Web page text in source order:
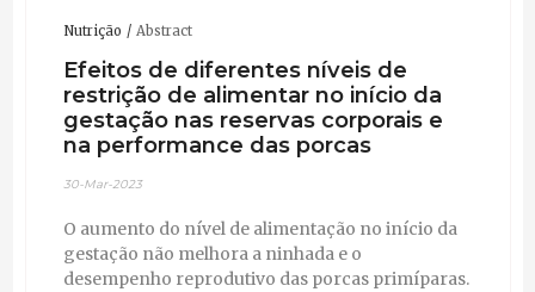
Nutrição Abstract
Efeitos de diferentes níveis de
restrição de alimentar no início da
gestação nas reservas corporais e
na performance das porcas
30-Mar-2023
O aumento do nível de alimentação no início da
gestação não melhora a ninhada e o
desempenho reprodutivo das porcas primíparas.